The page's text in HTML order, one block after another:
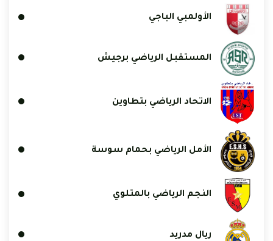
الأولمبي الباجي
المستقبل الرياضي برجيش
الاتحاد الرياضي بتطاوين
الأمل الرياضي بحمام سوسة
النجم الرياضي بالمتلوي
ريال مدريد